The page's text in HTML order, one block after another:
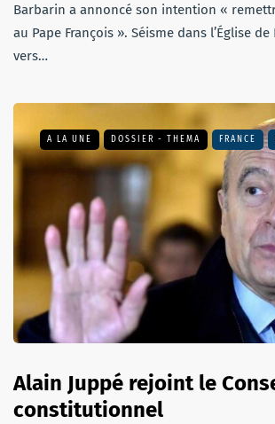
Barbarin a annoncé son intention «
au Pape François ». Séisme dans l’Église de
vers…
A LA UNE DOSSIER - THEMA FRANCE
Alain Juppé rejoint le
constitutionnel